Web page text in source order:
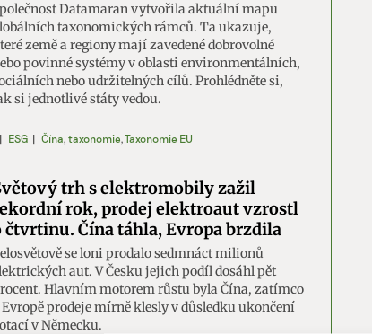
Datamaran vytvořila aktuální mapu
taxonomických rámců. Ta ukazuje,
země a regiony mají zavedené dobrovolné
povinné systémy v oblasti environmentálních,
nebo udržitelných cílů. Prohlédněte si,
si jednotlivé státy vedou.
| ESG | Čína, taxonomie,Taxonomie EU
trh s elektromobily zažil
rok, prodej elektroaut vzrostl
čtvrtinu. Čína táhla, Evropa brzdila
se loni prodalo sedmnáct milionů
aut. V Česku jejich podíl dosáhl pět
Hlavním motorem růstu byla Čína, zatímco
prodeje mírně klesly v důsledku ukončení
v Německu.